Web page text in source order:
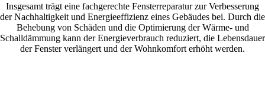
Insgesamt trägt eine fachgerechte Fensterreparatur zur Verbesserung
der Nachhaltigkeit und Energieeffizienz eines Gebäudes bei. Durch die
Behebung von Schäden und die Optimierung der Wärme- und
Schalldämmung kann der Energieverbrauch reduziert, die Lebensdauer
der Fenster verlängert und der Wohnkomfort erhöht werden.